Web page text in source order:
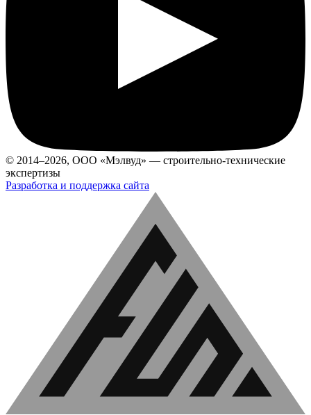
© 2014–2026, ООО «Мэлвуд» — строительно-технические
экспертизы
Разработка и поддержка сайта